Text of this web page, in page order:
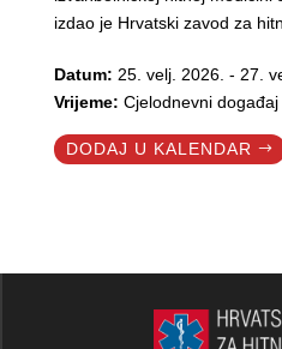
izdao je Hrvatski zavod za
Datum: 25. velj. 2026. - 27.
Vrijeme: Cjelodnevni događaj
DODAJ U KALENDAR